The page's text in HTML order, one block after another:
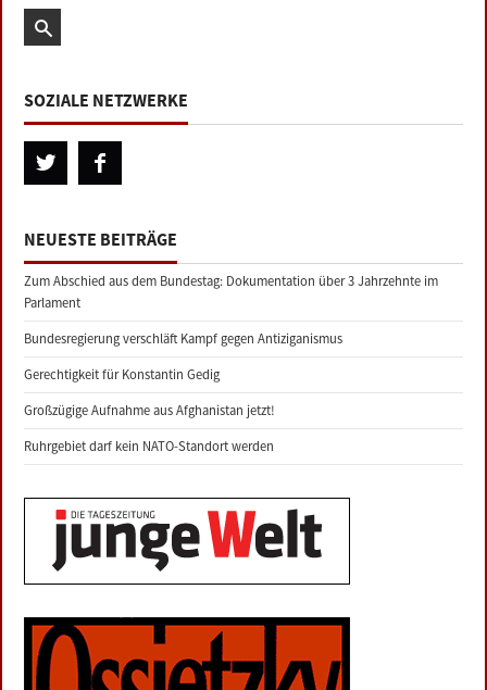
SOZIALE NETZWERKE
NEUESTE BEITRÄGE
Zum Abschied aus dem Bundestag: Dokumentation über 3 Jahrzehnte im
Parlament
Bundesregierung verschläft Kampf gegen Antiziganismus
Gerechtigkeit für Konstantin Gedig
Großzügige Aufnahme aus Afghanistan jetzt!
Ruhrgebiet darf kein NATO-Standort werden